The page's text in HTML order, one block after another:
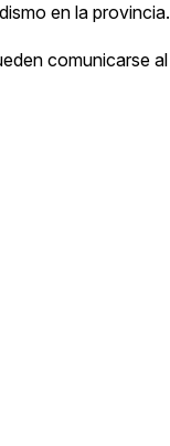
en la provincia.
comunicarse al